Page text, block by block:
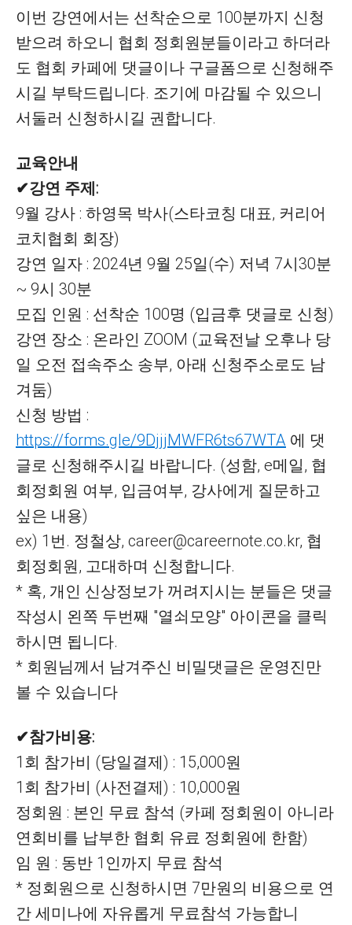
이번 강연에서는 선착순으로 100분까지 신청
받으려 하오니 협회 정회원분들이라고 하더라
도 협회 카페에 댓글이나 구글폼으로 신청해주
시길 부탁드립니다. 조기에 마감될 수 있으니
서둘러 신청하시길 권합니다.
교육안내
✔강연 주제:
9월 강사 : 하영목 박사(스타코칭 대표, 커리어
코치협회 회장)
강연 일자 : 2024년 9월 25일(수) 저녁 7시30분
~ 9시 30분
모집 인원 : 선착순 100명 (입금후 댓글로 신청)
강연 장소 : 온라인 ZOOM (교육전날 오후나 당
일 오전 접속주소 송부, 아래 신청주소로도 남
겨둠)
신청 방법 :
https://forms.gle/9DjjjMWFR6ts67WTA 에 댓
글로 신청해주시길 바랍니다. (성함, e메일, 협
회정회원 여부, 입금여부, 강사에게 질문하고
싶은 내용)
ex) 1번. 정철상, career@careernote.co.kr, 협
회정회원, 고대하며 신청합니다.
* 혹, 개인 신상정보가 꺼려지시는 분들은 댓글
작성시 왼쪽 두번째 "열쇠모양" 아이콘을 클릭
하시면 됩니다.
* 회원님께서 남겨주신 비밀댓글은 운영진만
볼 수 있습니다
✔참가비용:
1회 참가비 (당일결제) : 15,000원
1회 참가비 (사전결제) : 10,000원
정회원 : 본인 무료 참석 (카페 정회원이 아니라
연회비를 납부한 협회 유료 정회원에 한함)
임 원 : 동반 1인까지 무료 참석
* 정회원으로 신청하시면 7만원의 비용으로 연
간 세미나에 자유롭게 무료참석 가능합니